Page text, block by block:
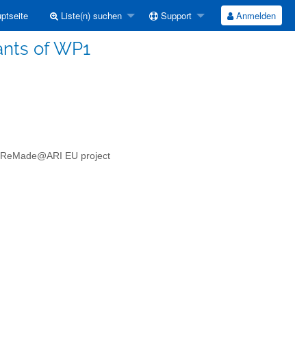
Liste(n) suchen Support Anmelden
of WP1
EU project